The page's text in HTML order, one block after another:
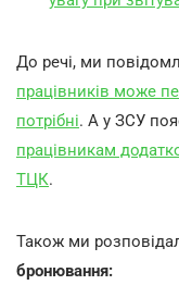
До речі, ми
працівників може
потрібні. А у ЗСУ
працівникам
ТЦК.
Також ми
бронювання: